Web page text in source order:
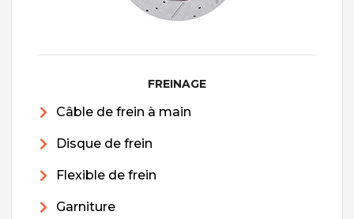
FREINAGE
Câble de frein à main
Disque de frein
Flexible de frein
Garniture